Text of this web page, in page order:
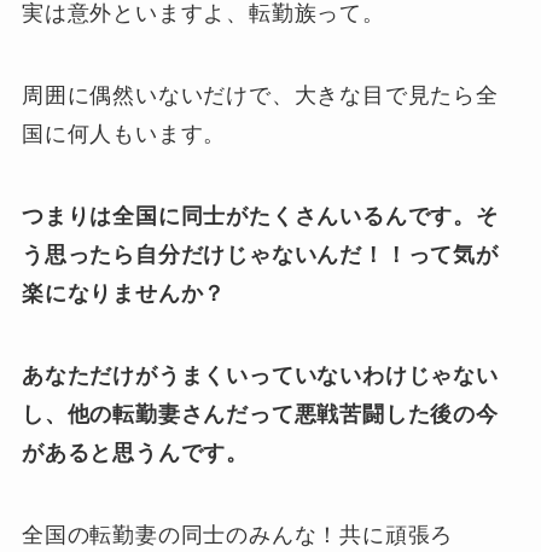
実は意外といますよ、転勤族って。
周囲に偶然いないだけで、大きな目で見たら全
国に何人もいます。
つまりは全国に同士がたくさんいるんです。そ
う思ったら自分だけじゃないんだ！！って気が
楽になりませんか？
あなただけがうまくいっていないわけじゃない
し、他の転勤妻さんだって悪戦苦闘した後の今
があると思うんです。
全国の転勤妻の同士のみんな！共に頑張ろ